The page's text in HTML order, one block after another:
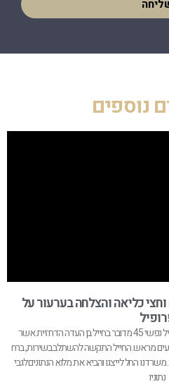
נוספים
– חודש וחצי כליאה והצלחה בערעור על
פטור בפרופיל 21 לאחר ערעור על פרופיל נפשי 45 מדובר בחייל בן העדה הדרוזית אשר
מראש. החייל התקשה להשתלב בשירות, ברח
עד מעצרו. משרדנו החל לייצגו והביא את מלוא הנתונים לגבי
נתוניו